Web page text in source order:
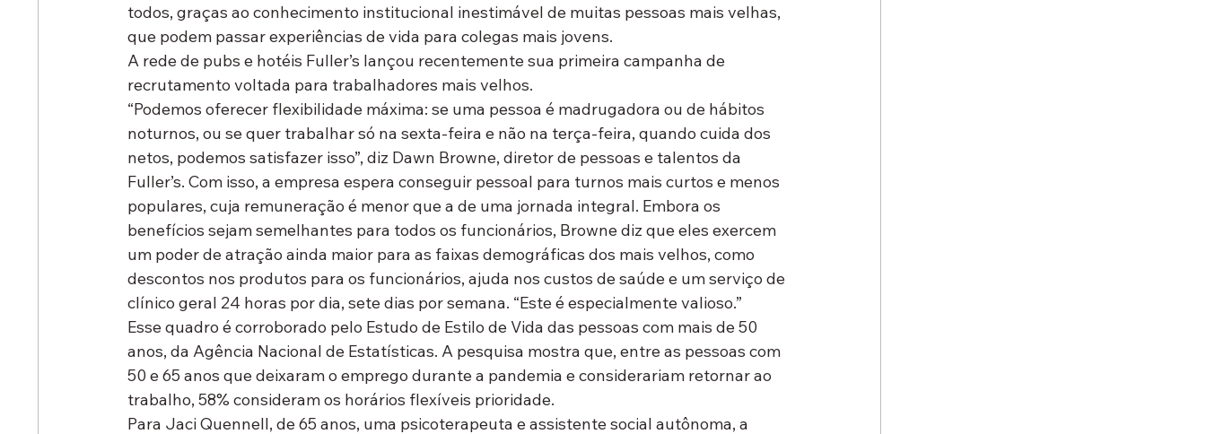
todos, graças ao conhecimento institucional inestimável de muitas pessoas mais velhas,
que podem passar experiências de vida para colegas mais jovens.
A rede de pubs e hotéis Fuller’s lançou recentemente sua primeira campanha de
recrutamento voltada para trabalhadores mais velhos.
“Podemos oferecer flexibilidade máxima: se uma pessoa é madrugadora ou de hábitos
noturnos, ou se quer trabalhar só na sexta-feira e não na terça-feira, quando cuida dos
netos, podemos satisfazer isso”, diz Dawn Browne, diretor de pessoas e talentos da
Fuller’s. Com isso, a empresa espera conseguir pessoal para turnos mais curtos e menos
populares, cuja remuneração é menor que a de uma jornada integral. Embora os
benefícios sejam semelhantes para todos os funcionários, Browne diz que eles exercem
um poder de atração ainda maior para as faixas demográficas dos mais velhos, como
descontos nos produtos para os funcionários, ajuda nos custos de saúde e um serviço de
clínico geral 24 horas por dia, sete dias por semana. “Este é especialmente valioso.”
Esse quadro é corroborado pelo Estudo de Estilo de Vida das pessoas com mais de 50
anos, da Agência Nacional de Estatísticas. A pesquisa mostra que, entre as pessoas com
50 e 65 anos que deixaram o emprego durante a pandemia e considerariam retornar ao
trabalho, 58% consideram os horários flexíveis prioridade.
Para Jaci Quennell, de 65 anos, uma psicoterapeuta e assistente social autônoma, a